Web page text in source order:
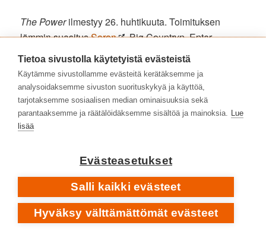
The Powerilmestyy 26. huhtikuuta. Toimituksen
lämmin suositusSaran
, Big Countryn, Enter
Shikarin ja Moonshotin jäsenten aiempien
saavutusten ystäville eli Lapkon,Disco Ensemblen
jaChildren Of Bodomin pariin.
The Power
1 Life Is A Killer
4 Arms Around Me
5 Shadow Boxer
6 Yes!
7 Ride Faster
Tietoa sivustolla käytetyistä evästeistä
Käytämme sivustollamme evästeitä kerätäksemme ja
analysoidaksemme sivuston suorituskykyä ja käyttöä,
tarjotaksemme sosiaalisen median ominaisuuksia sekä
parantaaksemme ja räätälöidäksemme sisältöä ja mainoksia. Lue
lisää
Evästeasetukset
Salli kaikki evästeet
Hyväksy välttämättömät evästeet